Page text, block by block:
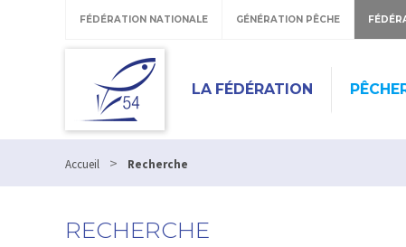
FÉDÉRATION NATIONALE GÉNÉRATION PÊCHE
LA FÉDÉRATION
Accueil > Recherche
RECHERCHE